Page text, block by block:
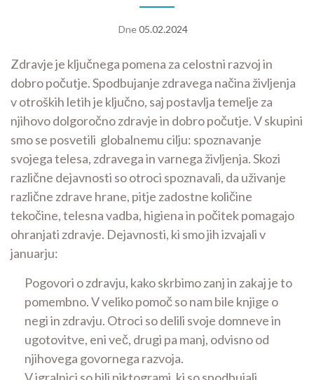
Dne05.02.2024
Zdravje je ključnega pomena za celostni razvoj in
dobro počutje. Spodbujanje zdravega načina življenja
v otroških letih je ključno, saj postavlja temelje za
njihovo dolgoročno zdravje in dobro počutje. V skupini
smo se posvetili globalnemu cilju: spoznavanje
svojega telesa, zdravega in varnega življenja. Skozi
različne dejavnosti so otroci spoznavali, da uživanje
različne zdrave hrane, pitje zadostne količine
tekočine, telesna vadba, higiena in počitek pomagajo
ohranjati zdravje. Dejavnosti, ki smo jih izvajali v
januarju:
Pogovori o zdravju, kako skrbimo zanj in zakaj je to
pomembno. V veliko pomoč so nam bile knjige o
negi in zdravju. Otroci so delili svoje domneve in
ugotovitve, eni več, drugi pa manj, odvisno od
njihovega govornega razvoja.